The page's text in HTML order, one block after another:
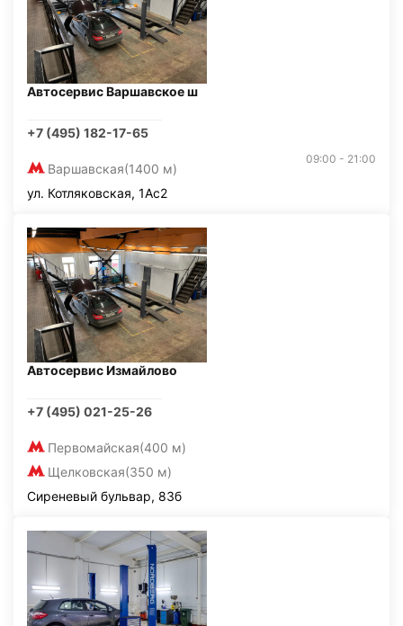
Автосервис Варшавское ш
+7 (495) 182-17-65
Варшавская(1400 м)
09:00 - 21:00
ул. Котляковская, 1Ас2
Автосервис Измайлово
+7 (495) 021-25-26
Первомайская(400 м)
Щелковская(350 м)
Сиреневый бульвар, 83б